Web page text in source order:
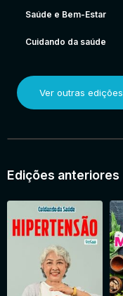
Saúde e Bem-Estar
Cuidando da saúde
Ver outras edições
Edições anteriores